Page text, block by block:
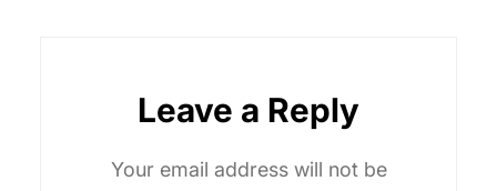
Leave a Reply
Your email address will not be